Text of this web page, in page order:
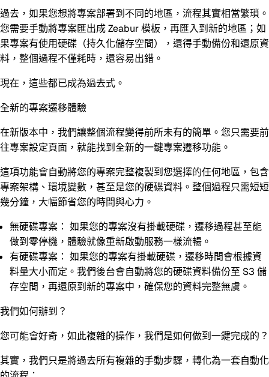
過去，如果您想將專案部署到不同的地區，流程其實相當繁瑣。
您需要手動將專案匯出成 Zeabur 模板，再匯入到新的地區；如
果專案有使用硬碟（持久化儲存空間），還得手動備份和還原資
料，整個過程不僅耗時，還容易出錯。
現在，這些都已成為過去式。
全新的專案遷移體驗
在新版本中，我們讓整個流程變得前所未有的簡單。您只需要前
往專案設定頁面，就能找到全新的一鍵專案遷移功能 。
這項功能會自動將您的專案完整複製到您選擇的任何地區，包含
專案架構、環境變數，甚至是您的硬碟資料。整個過程只需短短
幾分鐘，大幅節省您的時間與心力。
無硬碟專案： 如果您的專案沒有掛載硬碟，遷移過程甚至能
做到零停機 ，體驗就像重新啟動服務一樣流暢。
有硬碟專案： 如果您的專案有掛載硬碟，遷移時間會根據資
料量大小而定。我們後台會自動將您的硬碟資料備份至 S3 儲
存空間，再還原到新的專案中，確保您的資料完整無虞。
我們如何辦到？
您可能會好奇，如此複雜的操作，我們是如何做到一鍵完成的？
其實，我們只是將過去所有複雜的手動步驟，轉化為一套自動化